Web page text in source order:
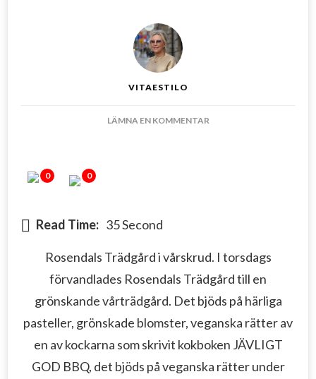
VITAESTILO
LÄMNA EN KOMMENTARPÅ
0 0
Read Time: 35 Second
Rosendals Trädgård i vårskrud. I torsdags
förvandlades Rosendals Trädgård till en
grönskande vårträdgård. Det bjöds på härliga
pasteller, grönskade blomster, veganska rätter av
en av kockarna som skrivit kokboken JÄVLIGT
GOD BBQ, det bjöds på veganska rätter under